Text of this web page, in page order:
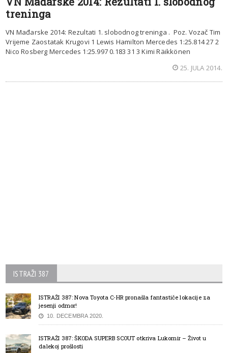
treninga
VN Mađarske 2014: Rezultati 1. slobodnog treninga . Poz. Vozač Tim
Vrijeme Zaostatak Krugovi 1 Lewis Hamilton Mercedes 1:25.814 27 2
Nico Rosberg Mercedes 1:25.997 0.183 31 3 Kimi Räikkönen
25. JULA 2014.
ISTRAŽI 387
ISTRAŽI 387: Nova Toyota C-HR pronašla fantastiče lokacije za
jesenji odmor!
10. DECEMBRA 2020.
ISTRAŽI 387: ŠKODA SUPERB SCOUT otkriva Lukomir – Život u
dalekoj prošlosti